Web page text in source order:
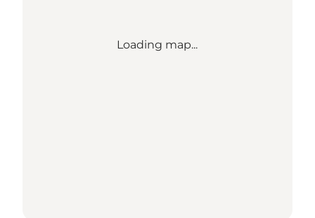
Loading map...